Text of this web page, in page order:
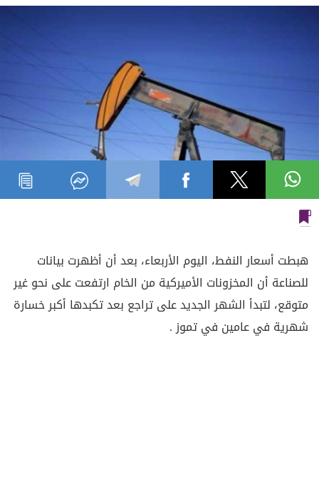
هبطت أسعار النفط، اليوم الأربعاء، بعد أن أظهرت بيانات
للصناعة أن المخزونات الأميركية من الخام ارتفعت على نحو غير
متوقع، لتبدأ الشهر الجديد على تراجع بعد تكبدها أكبر خسارة
شهرية في عامين في تموز .